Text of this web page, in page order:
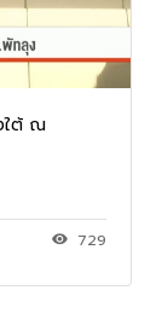
ใต้ ณ
729